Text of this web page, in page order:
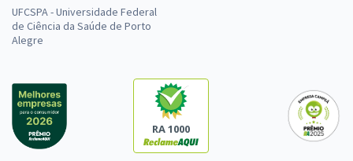
UFCSPA - Universidade Federal
de Ciência da Saúde de Porto
Alegre
RA 1000